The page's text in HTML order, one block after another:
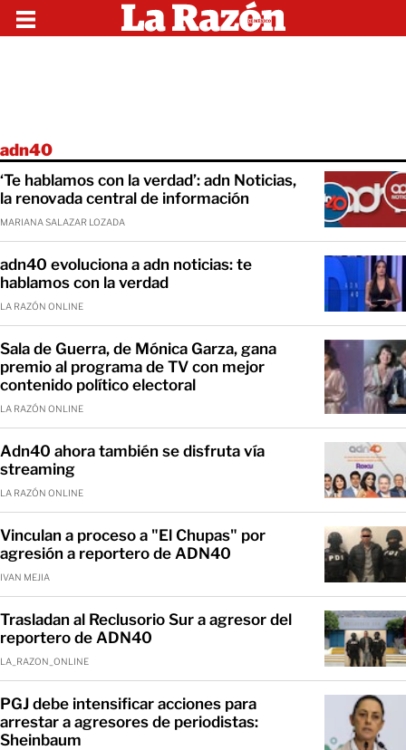
adn40
‘Te hablamos con la verdad’: adn Noticias,
la renovada central de información
MARIANA SALAZAR LOZADA
adn40 evoluciona a adn noticias: te
hablamos con la verdad
LA RAZÓN ONLINE
Sala de Guerra, de Mónica Garza, gana
premio al programa de TV con mejor
contenido político electoral
LA RAZÓN ONLINE
Adn40 ahora también se disfruta vía
streaming
LA RAZÓN ONLINE
Vinculan a proceso a "El Chupas" por
agresión a reportero de ADN40
IVAN MEJIA
Trasladan al Reclusorio Sur a agresor del
reportero de ADN40
LA_RAZON_ONLINE
PGJ debe intensificar acciones para
arrestar a agresores de periodistas:
Sheinbaum